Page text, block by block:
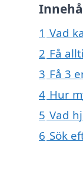
1 Vad
2 Få
3 Få 3
4 Hur
5 Vad
6 Sök